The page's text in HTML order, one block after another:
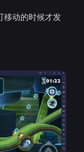
移动的时候才发